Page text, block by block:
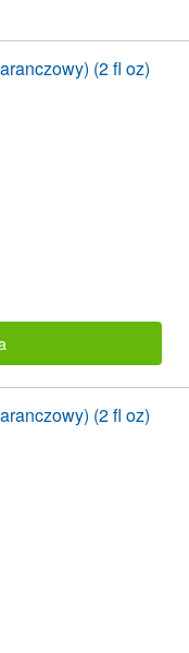
(2 fl oz)
(2 fl oz)